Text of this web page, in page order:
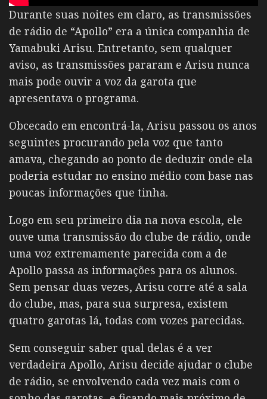
Durante suas noites em claro, as transmissões
de rádio de “Apollo” era a única companhia de
Yamabuki Arisu. Entretanto, sem qualquer
aviso, as transmissões pararam e Arisu nunca
mais pode ouvir a voz da garota que
apresentava o programa.
Obcecado em encontrá-la, Arisu passou os anos
seguintes procurando pela voz que tanto
amava, chegando ao ponto de deduzir onde ela
poderia estudar no ensino médio com base nas
poucas informações que tinha.
Logo em seu primeiro dia na nova escola, ele
ouve uma transmissão do clube de rádio, onde
uma voz extremamente parecida com a de
Apollo passa as informações para os alunos.
Sem pensar duas vezes, Arisu corre até a sala
do clube, mas, para sua surpresa, existem
quatro garotas lá, todas com vozes parecidas.
Sem conseguir saber qual delas é a ver
verdadeira Apollo, Arisu decide ajudar o clube
de rádio, se envolvendo cada vez mais com o